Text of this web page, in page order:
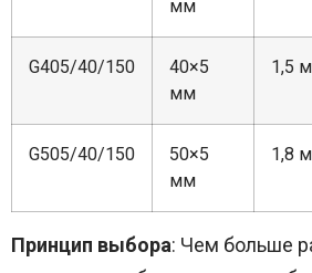
мм
G405/40/150
40×5
мм
1,5 м
G505/40/150
50×5
мм
1,8 м
Принцип выбора: Чем больше